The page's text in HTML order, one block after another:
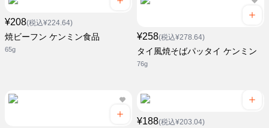
¥208(税込¥224.64)
焼ビーフン ケンミン食品
65g
¥258(税込¥278.64)
タイ風焼そばパッタイ ケンミン
76g
¥188(税込¥203.04)